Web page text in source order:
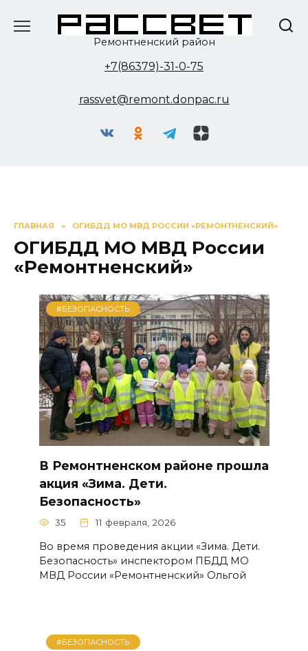
Ремонтненский район
+7(86379)-31-0-75
rassvet@remont.donpac.ru
ГЛАВНАЯ » ОГИБДД МО МВД РОССИИ «РЕМОНТНЕНСКИЙ»
ОГИБДД МО МВД России
«Ремонтненский»
#БЕЗОПАСНОСТЬ
В Ремонтненском районе прошла
акция «Зима. Дети.
Безопасность»
35 11 февраля, 2026
Во время проведения акции «Зима. Дети.
Безопасность» инспектором ПБДД МО
МВД России «Ремонтненский» Ольгой
#БЕЗОПАСНОСТЬ